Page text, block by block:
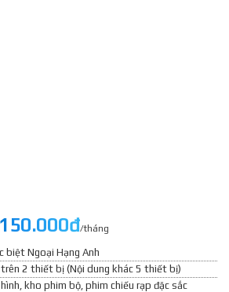
150.000đ/tháng
biệt Ngoại Hạng Anh
trên 2 thiết bị (Nội dung khác 5 thiết bị)
kho phim bộ, phim chiếu rạp đặc sắc